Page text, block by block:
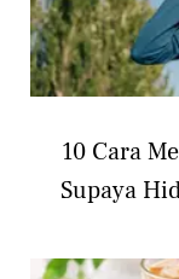
10 Cara
Supaya